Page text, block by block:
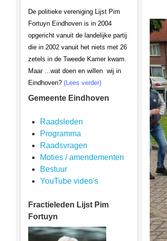
De politieke vereniging Lijst Pim
Fortuyn Eindhoven is in 2004
opgericht vanuit de landelijke partij
die in 2002 vanuit het niets met 26
zetels in de Tweede Kamer kwam.
Maar ...wat doen en willen wij in
Eindhoven? (Lees verder)
Gemeente Eindhoven
Raadsleden
Programma
Raadsvragen
Moties / amendementen
Bestuur
YouTube video's
Fractieleden Lijst Pim
Fortuyn